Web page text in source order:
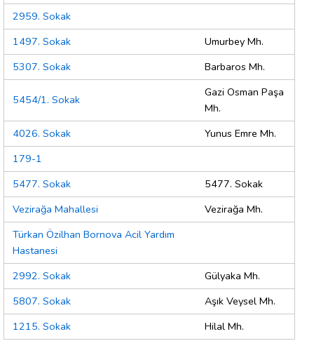
2959. Sokak
1497. Sokak
Umurbey Mh.
5307. Sokak
Barbaros Mh.
5454/1. Sokak
Gazi Osman Paşa
Mh.
4026. Sokak
Yunus Emre Mh.
179-1
5477. Sokak
5477. Sokak
Vezirağa Mahallesi
Vezirağa Mh.
Türkan Özilhan Bornova Acil Yardım
Hastanesi
2992. Sokak
Gülyaka Mh.
5807. Sokak
Aşık Veysel Mh.
1215. Sokak
Hilal Mh.